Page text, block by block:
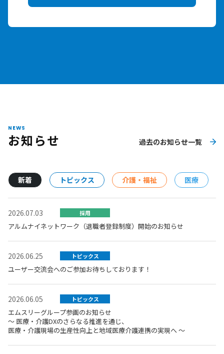
NEWS
お知らせ 過去のお知らせ一覧
新着 トピックス 介護・福祉 医療
2026.07.03 採用
アルムナイネットワーク（退職者登録制度）開始のお知らせ
2026.06.25 トピックス
ユーザー交流会へのご参加お待ちしております！
2026.06.05 トピックス
エムスリーグループ参画のお知らせ
～ 医療・介護DXのさらなる推進を通じ、
医療・介護現場の生産性向上と地域医療介護連携の実現へ ～